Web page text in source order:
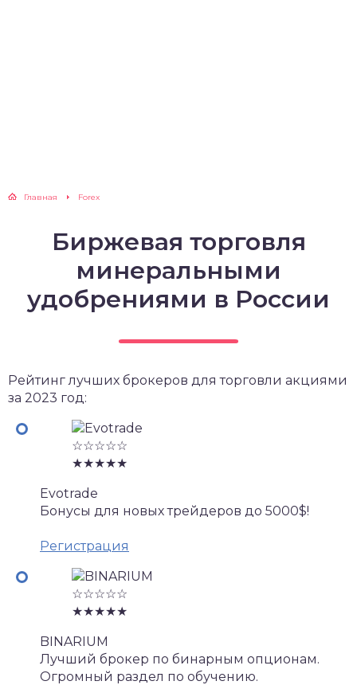
Главная Forex
Биржевая торговля
минеральными
удобрениями в России
Рейтинг лучших брокеров для торговли акциями
за 2023 год:
☆☆☆☆☆
★★★★★
Evotrade
Бонусы для новых трейдеров до 5000$!
Регистрация
☆☆☆☆☆
★★★★★
BINARIUM
Лучший брокер по бинарным опционам.
Огромный раздел по обучению.